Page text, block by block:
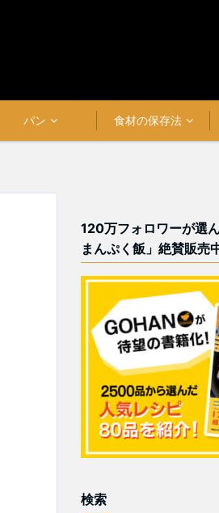
パン 食材の保存法
120万フォロワーが選
まんぷく飯」絶賛販売
検索